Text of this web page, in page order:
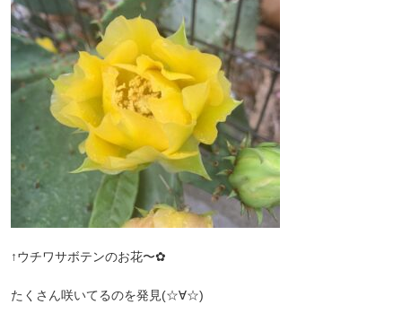
↑ウチワサボテンのお花〜✿
たくさん咲いてるのを発見(☆∀☆)